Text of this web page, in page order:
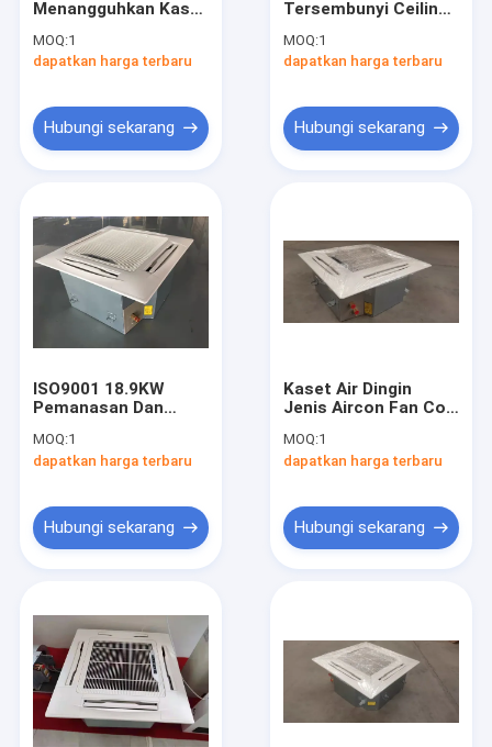
Menangguhkan Kaset
Unit FCU 220V
MOQ:1
dapatkan harga terbaru
Hubungi sekarang
Tersembunyi Ceiling
Unit FCU 4 Cara
Untuk Kamar Hotel
MOQ:1
dapatkan harga terbaru
Hubungi sekarang
ISO9001 18.9KW
Pemanasan Dan
Fan Coil Unit Untuk
Sistem Pendingin
MOQ:1
dapatkan harga terbaru
Hubungi sekarang
Kaset Air Dingin
Jenis Aircon Fan Coil
Pendingin Udara
Apartemen
MOQ:1
dapatkan harga terbaru
Hubungi sekarang